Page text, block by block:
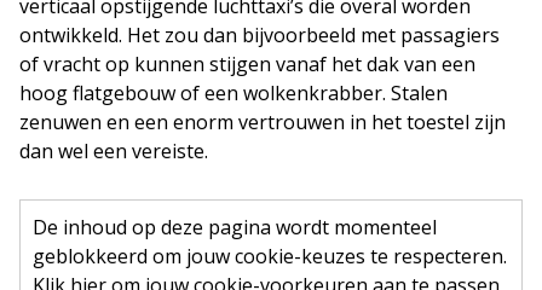
verticaal opstijgende luchttaxi’s die overal worden
ontwikkeld. Het zou dan bijvoorbeeld met passagiers
of vracht op kunnen stijgen vanaf het dak van een
hoog flatgebouw of een wolkenkrabber. Stalen
zenuwen en een enorm vertrouwen in het toestel zijn
dan wel een vereiste.
De inhoud op deze pagina wordt momenteel
geblokkeerd om jouw cookie-keuzes te respecteren.
Klik hier om jouw cookie-voorkeuren aan te passen